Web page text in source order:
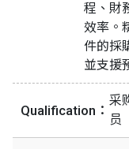
程、財
效率。
件的採
並支援
Qualification：
采
员